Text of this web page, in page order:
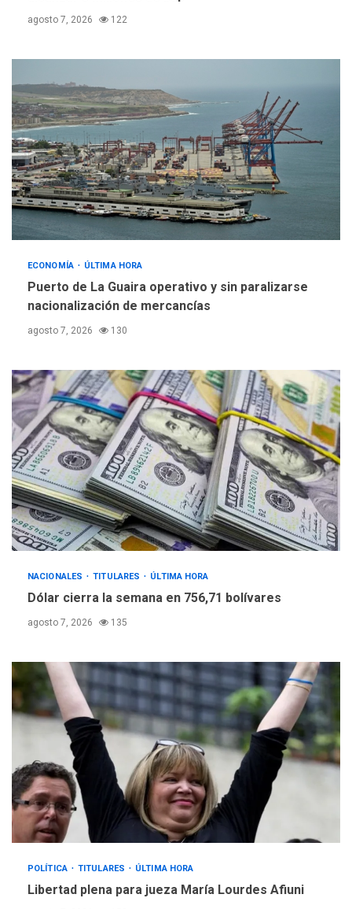
agosto 7, 2026 122
ECONOMÍA ÚLTIMA HORA
Puerto de La Guaira operativo y sin paralizarse
nacionalización de mercancías
agosto 7, 2026 130
NACIONALES TITULARES ÚLTIMA HORA
Dólar cierra la semana en 756,71 bolívares
agosto 7, 2026 135
POLÍTICA TITULARES ÚLTIMA HORA
Libertad plena para jueza María Lourdes Afiuni